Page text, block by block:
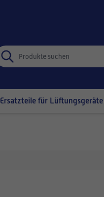
Ersatzteile für Lüftungsgeräte